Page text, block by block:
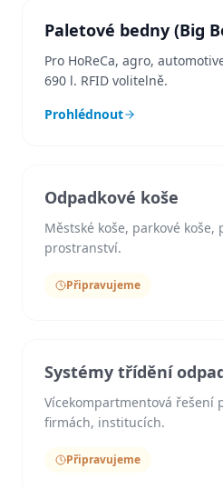
Paletové bedny (Big
Pro HoReCa, agro,
690 l. RFID volitelně.
Prohlédnout
Odpadkové koše
Městské koše, parkové koše,
prostranství.
Připravujeme
Systémy třídění
Vícekompartmentová řešení
firmách, institucích.
Připravujeme